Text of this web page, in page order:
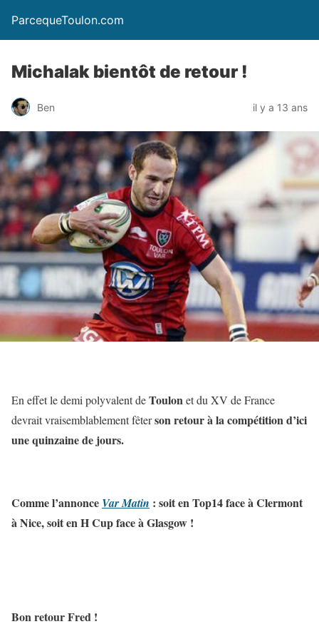
ParcequeToulon.com
Michalak bientôt de retour !
Ben il y a 13 ans
En effet le demi polyvalent deToulonet du XV de France
devrait vraisemblablement fêterson retour à la compétition d’ici
une quinzaine de jours.
Comme l’annonce Var Matin : soit en Top14 face à Clermont
à Nice, soit en H Cup face à Glasgow !
Bon retour Fred !